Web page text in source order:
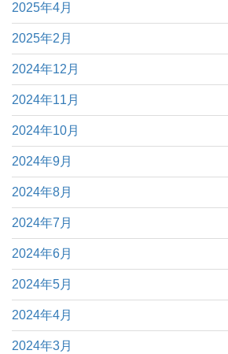
2025年4月
2025年2月
2024年12月
2024年11月
2024年10月
2024年9月
2024年8月
2024年7月
2024年6月
2024年5月
2024年4月
2024年3月